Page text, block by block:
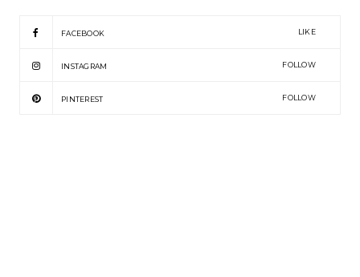
FACEBOOK LIKE
INSTAGRAM FOLLOW
PINTEREST FOLLOW